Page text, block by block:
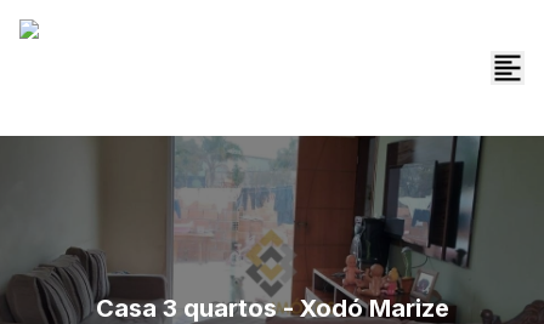
Casa 3 quartos - Xodó Marize